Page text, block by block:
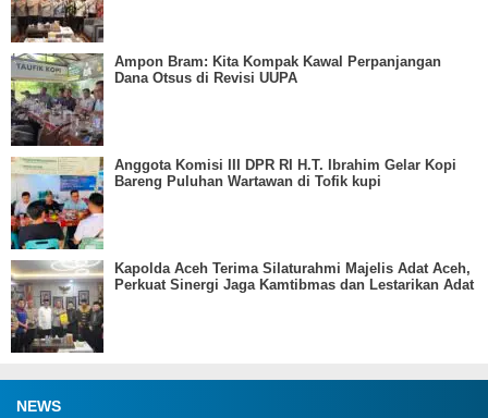
Ampon Bram: Kita Kompak Kawal Perpanjangan
Dana Otsus di Revisi UUPA
Anggota Komisi III DPR RI H.T. Ibrahim Gelar Kopi
Bareng Puluhan Wartawan di Tofik kupi
Kapolda Aceh Terima Silaturahmi Majelis Adat Aceh,
Perkuat Sinergi Jaga Kamtibmas dan Lestarikan Adat
NEWS